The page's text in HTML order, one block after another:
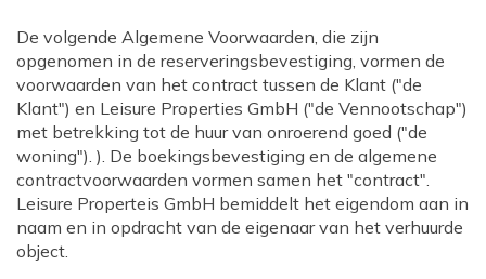
De volgende Algemene Voorwaarden, die zijn
opgenomen in de reserveringsbevestiging, vormen de
voorwaarden van het contract tussen de Klant ("de
Klant") en Leisure Properties GmbH ("de Vennootschap")
met betrekking tot de huur van onroerend goed ("de
woning"). ). De boekingsbevestiging en de algemene
contractvoorwaarden vormen samen het "contract".
Leisure Properteis GmbH bemiddelt het eigendom aan in
naam en in opdracht van de eigenaar van het verhuurde
object.